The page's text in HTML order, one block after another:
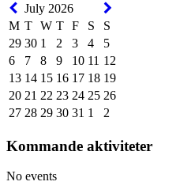
July 2026
M T W T F S
S
29 30 1 2 3 4
5
6
7 8 9 10 11 12
13 14 15 16 17 18 19
20 21 22 23 24 25 26
27 28 29 30 31 1 2
Kommande aktiviteter
No events